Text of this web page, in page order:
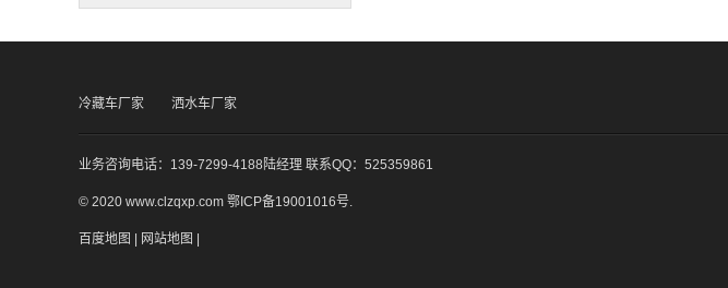
冷藏车厂家 洒水车厂家
业务咨询电话：139-7299-4188陆经理 联系QQ：525359861
© 2020 www.clzqxp.com 鄂ICP备19001016号
百度地图 | 网站地图 |